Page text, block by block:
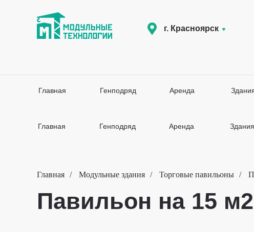
Главная Генподряд Аренда
г. Красноярск
Главная Генподряд Аренда Здания
Главная / Модульные здания / Торговые павильоны /
Павильон на 15 м2